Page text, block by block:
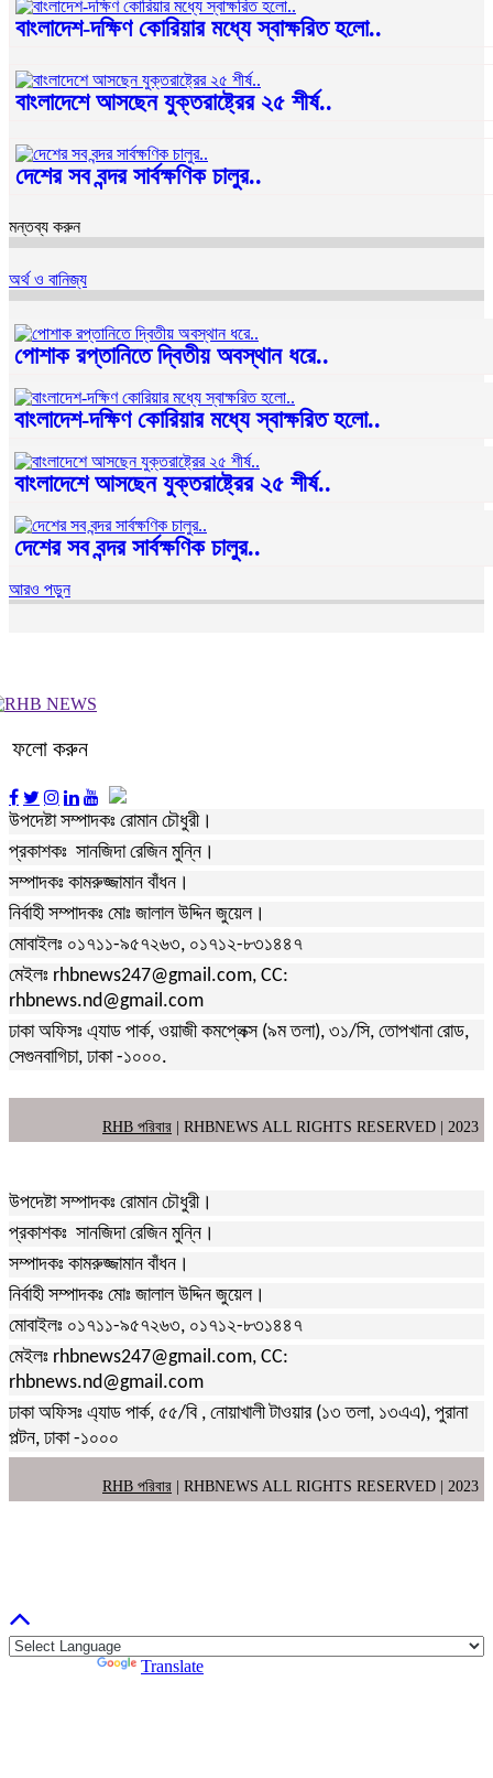
বাংলাদেশ-দক্ষিণ কোরিয়ার মধ্যে স্বাক্ষরিত হলো..
বাংলাদেশে আসছেন যুক্তরাষ্ট্রের ২৫ শীর্ষ..
দেশের সব বন্দর সার্বক্ষণিক চালুর..
মন্তব্য করুন
অর্থ ও বানিজ্য
পোশাক রপ্তানিতে দ্বিতীয় অবস্থান ধরে..
বাংলাদেশ-দক্ষিণ কোরিয়ার মধ্যে স্বাক্ষরিত হলো..
বাংলাদেশে আসছেন যুক্তরাষ্ট্রের ২৫ শীর্ষ..
দেশের সব বন্দর সার্বক্ষণিক চালুর..
আরও পড়ুন
ফলো করুন
উপদেষ্টা সম্পাদকঃ রোমান চৌধুরী।
প্রকাশকঃ সানজিদা রেজিন মুন্নি।
সম্পাদকঃ কামরুজ্জামান বাঁধন।
নির্বাহী সম্পাদকঃ মোঃ জালাল উদ্দিন জুয়েল।
মোবাইলঃ ০১৭১১-৯৫৭২৬৩, ০১৭১২-৮৩১৪৪৭
মেইলঃ rhbnews247@gmail.com, CC:
rhbnews.nd@gmail.com
ঢাকা অফিসঃ এ্যাড পার্ক, ওয়াজী কমপ্লেক্স (৯ম তলা), ৩১/সি, তোপখানা রোড,
সেগুনবাগিচা, ঢাকা -১০০০.
RHB পরিবার | RHBNEWS ALL RIGHTS RESERVED | 2023
উপদেষ্টা সম্পাদকঃ রোমান চৌধুরী।
প্রকাশকঃ সানজিদা রেজিন মুন্নি।
সম্পাদকঃ কামরুজ্জামান বাঁধন।
নির্বাহী সম্পাদকঃ মোঃ জালাল উদ্দিন জুয়েল।
মোবাইলঃ ০১৭১১-৯৫৭২৬৩, ০১৭১২-৮৩১৪৪৭
মেইলঃ rhbnews247@gmail.com, CC:
rhbnews.nd@gmail.com
ঢাকা অফিসঃ এ্যাড পার্ক, ৫৫/বি , নোয়াখালী টাওয়ার (১৩ তলা, ১৩এএ), পুরানা
পল্টন, ঢাকা -১০০০
RHB পরিবার | RHBNEWS ALL RIGHTS RESERVED | 2023
Translate